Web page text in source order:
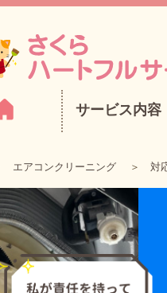
サービス内容
エアコンクリーニング 対